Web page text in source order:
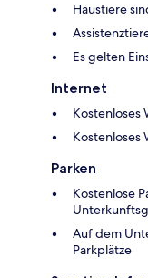
Haustiere
Es gelten
Internet
Kostenloses
Kostenloses
Parken
Kostenlose
Auf dem
Parkplätze